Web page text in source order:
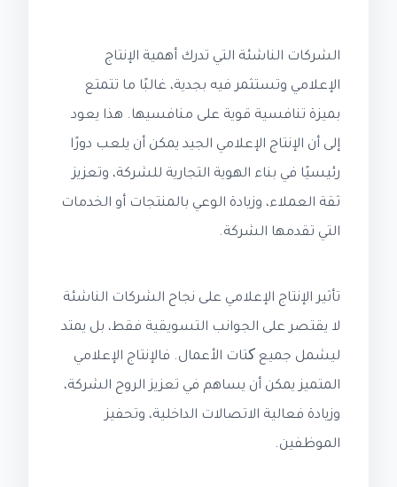
الشركات الناشئة التي تدرك أهمية الإنتاج
الإعلامي وتستثمر فيه بجدية، غالبًا ما تتمتع
بميزة تنافسية قوية على منافسيها. هذا يعود
إلى أن الإنتاج الإعلامي الجيد يمكن أن يلعب دورًا
رئيسيًا في بناء الهوية التجارية للشركة، وتعزيز
ثقة العملاء، وزيادة الوعي بالمنتجات أو الخدمات
التي تقدمها الشركة.
تأثير الإنتاج الإعلامي على نجاح الشركات الناشئة
لا يقتصر على الجوانب التسويقية فقط، بل يمتد
ليشمل جميع کتات الأعمال. فالإنتاج الإعلامي
المتميز يمكن أن يساهم في تعزيز الروح الشركة،
وزيادة فعالية الاتصالات الداخلية، وتحفيز
الموظفين.